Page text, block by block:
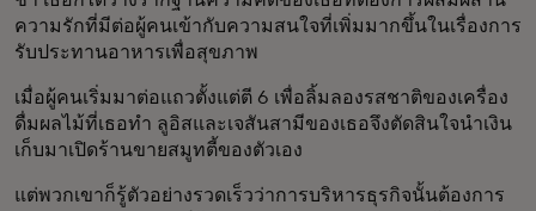
ความรักที่มีต่อผู้คนเข้ากับความสนใจที่เพิ่มมากขึ้นในเรื่องการ
รับประทานอาหารเพื่อสุขภาพ
เมื่อผู้คนเริ่มมาต่อแถวตั้งแต่ตี 6 เพื่อลิ้มลองรสชาติของเครื่อง
ดื่มผลไม้ที่เธอทำ ลูอิสและเจสันสามีของเธอจึงตัดสินใจนำเงิน
เก็บมาเปิดร้านขายสมูทตี้ของตัวเอง
แต่พวกเขาก็รู้ตัวอย่างรวดเร็วว่าการบริหารธุรกิจนั้นต้องการ